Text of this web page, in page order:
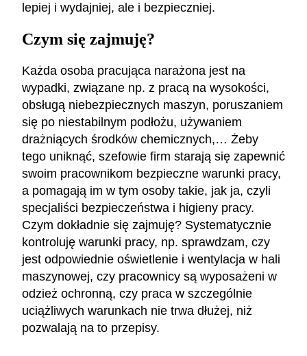
lepiej i wydajniej, ale i bezpieczniej.
Czym się zajmuję?
Każda osoba pracująca narażona jest na
wypadki, związane np. z pracą na wysokości,
obsługą niebezpiecznych maszyn, poruszaniem
się po niestabilnym podłożu, używaniem
drażniących środków chemicznych,… Żeby
tego uniknąć, szefowie firm starają się zapewnić
swoim pracownikom bezpieczne warunki pracy,
a pomagają im w tym osoby takie, jak ja, czyli
specjaliści bezpieczeństwa i higieny pracy.
Czym dokładnie się zajmuję? Systematycznie
kontroluję warunki pracy, np. sprawdzam, czy
jest odpowiednie oświetlenie i wentylacja w hali
maszynowej, czy pracownicy są wyposażeni w
odzież ochronną, czy praca w szczególnie
uciążliwych warunkach nie trwa dłużej, niż
pozwalają na to przepisy.